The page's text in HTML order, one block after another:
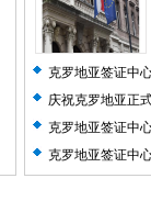
克罗地亚签证中
庆祝克罗地亚正
克罗地亚签证中
克罗地亚签证中